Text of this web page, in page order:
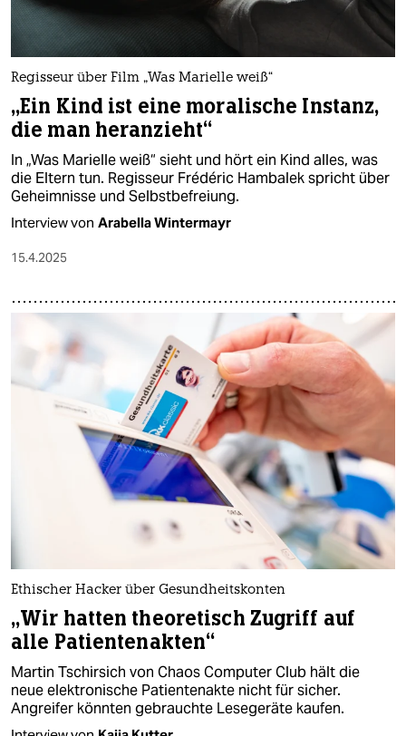
Regisseur über Film „Was Marielle weiß“
„Ein Kind ist eine moralische Instanz,
die man heranzieht“
In „Was Marielle weiß“ sieht und hört ein Kind alles, was
die Eltern tun. Regisseur Frédéric Hambalek spricht über
Geheimnisse und Selbstbefreiung.
Interview von Arabella Wintermayr
15.4.2025
Ethischer Hacker über Gesundheitskonten
„Wir hatten theoretisch Zugriff auf
alle Patientenakten“
Martin Tschirsich von Chaos Computer Club hält die
neue elektronische Patientenakte nicht für sicher.
Angreifer könnten gebrauchte Lesegeräte kaufen.